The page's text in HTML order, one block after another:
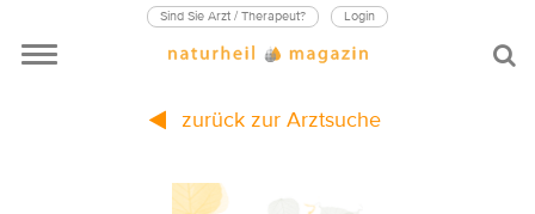
Sind Sie Arzt / Therapeut? Login
zurück zur Arztsuche